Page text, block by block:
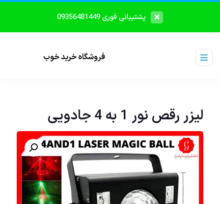
پشتیبانی فوری 09356481449
فروشگاه خرید خوب
لیزر رقص نور 1 به 4 جادویی